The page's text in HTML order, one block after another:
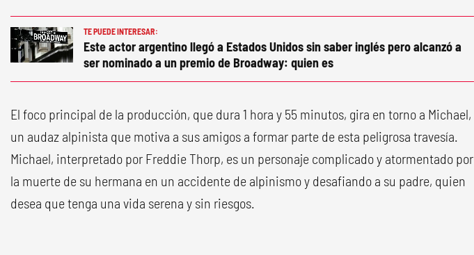
TE PUEDE INTERESAR:
Este actor argentino llegó a Estados Unidos sin saber inglés pero alcanzó a
ser nominado a un premio de Broadway: quien es
El foco principal de la producción, que dura 1 hora y 55 minutos, gira en torno a Michael,
un audaz alpinista que motiva a sus amigos a formar parte de esta peligrosa travesía.
Michael, interpretado por Freddie Thorp, es un personaje complicado y atormentado por
la muerte de su hermana en un accidente de alpinismo y desafiando a su padre, quien
desea que tenga una vida serena y sin riesgos.